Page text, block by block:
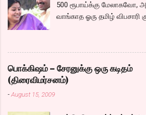
500 ரூபாய்க்கு மேலாகவோ,
வாங்காத ஓரு தமிழ்
வாழ்கைபடுகிறாள். அவளுடய
அமைந்தது? என்ற ஓரு நல்ல
தன்னுடய இடுப்பை சுழற்றி,
சும்மா, சுத்தி, சுத்தி குழப்பி,
திரைக்கதையால்
பொக்கிஷம் – சேரனுக்கு ஒரு கடிதம்
(திரைவிமர்சனம்)
-August 15, 2009